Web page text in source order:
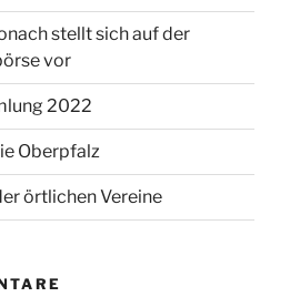
stellt sich auf der
vor
2022
Oberpfalz
örtlichen Vereine